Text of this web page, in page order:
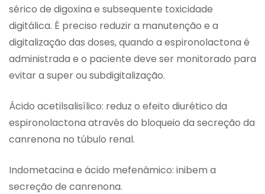
sérico de digoxina e subsequente toxicidade
digitálica. É preciso reduzir a manutenção e a
digitalização das doses, quando a espironolactona é
administrada e o paciente deve ser monitorado para
evitar a super ou subdigitalização.
Ácido acetilsalisílico: reduz o efeito diurético da
espironolactona através do bloqueio da secreção da
canrenona no túbulo renal.
Indometacina e ácido mefenâmico: inibem a
secreção de canrenona.